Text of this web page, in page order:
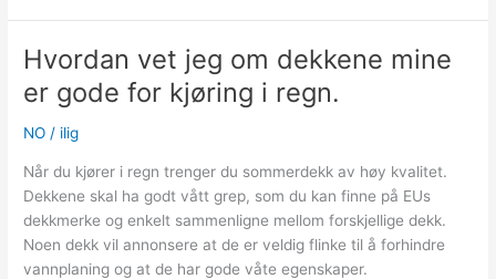
najlepsze
opony
letnie
do
samochodu?
Hvordan vet jeg om dekkene mine
er gode for kjøring i regn.
NO / ilig
Når du kjører i regn trenger du sommerdekk av høy kvalitet.
Dekkene skal ha godt vått grep, som du kan finne på EUs
dekkmerke og enkelt sammenligne mellom forskjellige dekk.
Noen dekk vil annonsere at de er veldig flinke til å forhindre
vannplaning og at de har gode våte egenskaper.